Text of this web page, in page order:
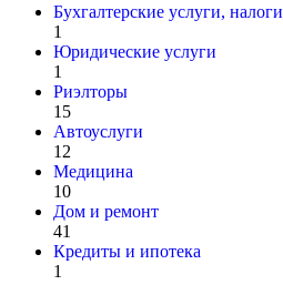
Бухгалтерские услуги, налоги
1
Юридические услуги
1
Риэлторы
15
Автоуслуги
12
Медицина
10
Дом и ремонт
41
Кредиты и ипотека
1